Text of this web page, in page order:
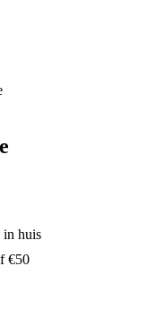
in huis
€50